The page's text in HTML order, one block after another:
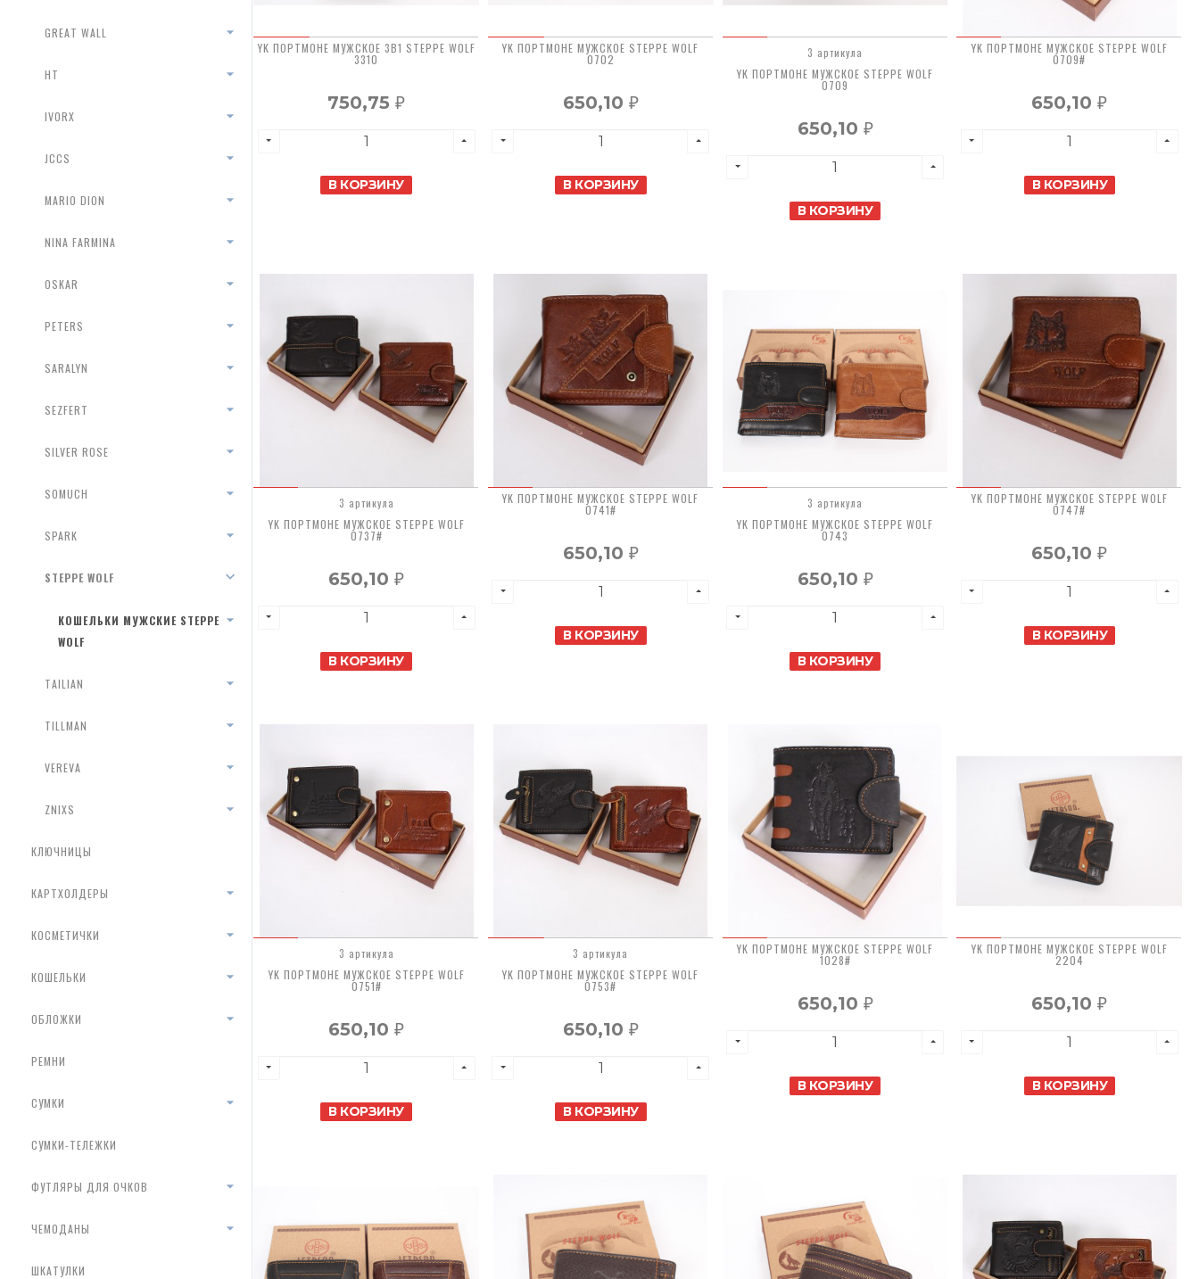
GREAT WALL
HT
IVORX
JCCS
MARIO DION
NINA FARMINA
OSKAR
PETERS
SARALYN
SEZFERT
SILVER ROSE
SOMUCH
SPARK
STEPPE WOLF
КОШЕЛЬКИ МУЖСКИЕ STEPPE
WOLF
TAILIAN
TILLMAN
VEREVA
ZNIXS
КЛЮЧНИЦЫ
КАРТХОЛДЕРЫ
КОСМЕТИЧКИ
КОШЕЛЬКИ
ОБЛОЖКИ
РЕМНИ
СУМКИ
СУМКИ-ТЕЛЕЖКИ
ФУТЛЯРЫ ДЛЯ ОЧКОВ
ЧЕМОДАНЫ
ШКАТУЛКИ
YK ПОРТМОНЕ МУЖСКОЕ 3В1 STEPPE WOLF
3310
750,75₽
В КОРЗИНУ
YK ПОРТМОНЕ МУЖСКОЕ STEPPE WOLF
0702
650,10 ₽
В КОРЗИНУ
3 артикула
YK ПОРТМОНЕ МУЖСКОЕ STEPPE WOLF
0709
650,10 ₽
В КОРЗИНУ
YK ПОРТМОНЕ МУЖСКОЕ STEPPE WOLF
0709#
650,10₽
В КОРЗИНУ
3 артикула
YK ПОРТМОНЕ МУЖСКОЕ STEPPE WOLF
0737#
650,10₽
В КОРЗИНУ
YK ПОРТМОНЕ МУЖСКОЕ STEPPE WOLF
0741#
650,10 ₽
В КОРЗИНУ
3 артикула
YK ПОРТМОНЕ МУЖСКОЕ STEPPE WOLF
0743
650,10 ₽
В КОРЗИНУ
YK ПОРТМОНЕ МУЖСКОЕ STEPPE WOLF
0747#
650,10₽
В КОРЗИНУ
3 артикула
YK ПОРТМОНЕ МУЖСКОЕ STEPPE WOLF
0751#
650,10₽
В КОРЗИНУ
3 артикула
YK ПОРТМОНЕ МУЖСКОЕ STEPPE WOLF
0753#
650,10 ₽
В КОРЗИНУ
YK ПОРТМОНЕ МУЖСКОЕ STEPPE WOLF
1028#
650,10 ₽
В КОРЗИНУ
YK ПОРТМОНЕ МУЖСКОЕ STEPPE WOLF
2204
650,10₽
В КОРЗИНУ